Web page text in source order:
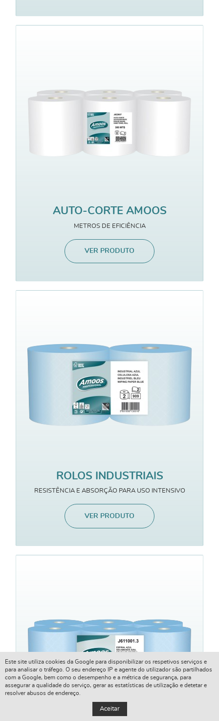
AUTO-CORTE AMOOS
METROS DE EFICIÊNCIA
VER PRODUTO
ROLOS INDUSTRIAIS
RESISTÊNCIA E ABSORÇÃO PARA USO INTENSIVO
VER PRODUTO
Este site utiliza cookies da Google para disponibilizar os respetivos serviços e
para analisar o tráfego. O seu endereço IP e agente do utilizador são partilhados
com a Google, bem como o desempenho e a métrica de segurança, para
assegurar a qualidade do serviço, gerar as estatísticas de utilização e detetar e
resolver abusos de endereço.
Aceitar